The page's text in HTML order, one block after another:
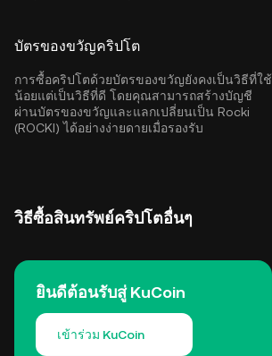
บัตรของขวัญคริปโต
การซื้อคริปโตด้วยบัตรของขวัญยังคงเป็นวิธีที่ใช้
น้อยแต่เป็นวิธีที่ดี โดยคุณสามารถสร้างบัญชี
ผ่านบัตรของขวัญและแลกเปลี่ยนเป็น Rocki
(ROCKI) ได้อย่างง่ายดายเมื่อรองรับ
วิธีซื้อสินทรัพย์คริปโตอื่นๆ
ยินดีต้อนรับสู่ KuCoin
เข้าร่วม KuCoin